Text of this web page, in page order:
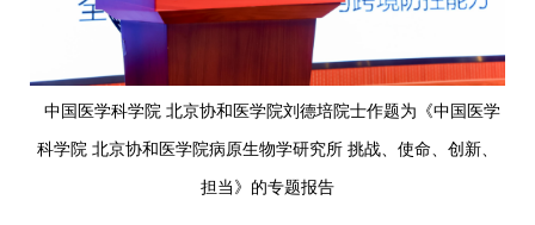
中国医学科学院 北京协和医学院刘德培院士作题为《中国医学
科学院 北京协和医学院病原生物学研究所 挑战、使命、创新、
担当》的专题报告